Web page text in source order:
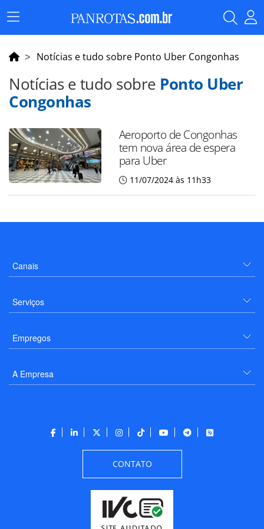
Menu
Principal
Notícias e tudo sobre Ponto Uber Congonhas
Notícias e tudo sobre Ponto Uber
Congonhas
Aeroporto de Congonhas
tem nova área de espera
para Uber
11/07/2024 às 11h33
Canais
Serviços
Empregos
A Empresa
CONTATO